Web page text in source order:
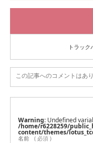
トラック
この記事へのコメントはあり
Warning : Undefined
/home/r6228259/
content/themes/
名前 ( 必須 )